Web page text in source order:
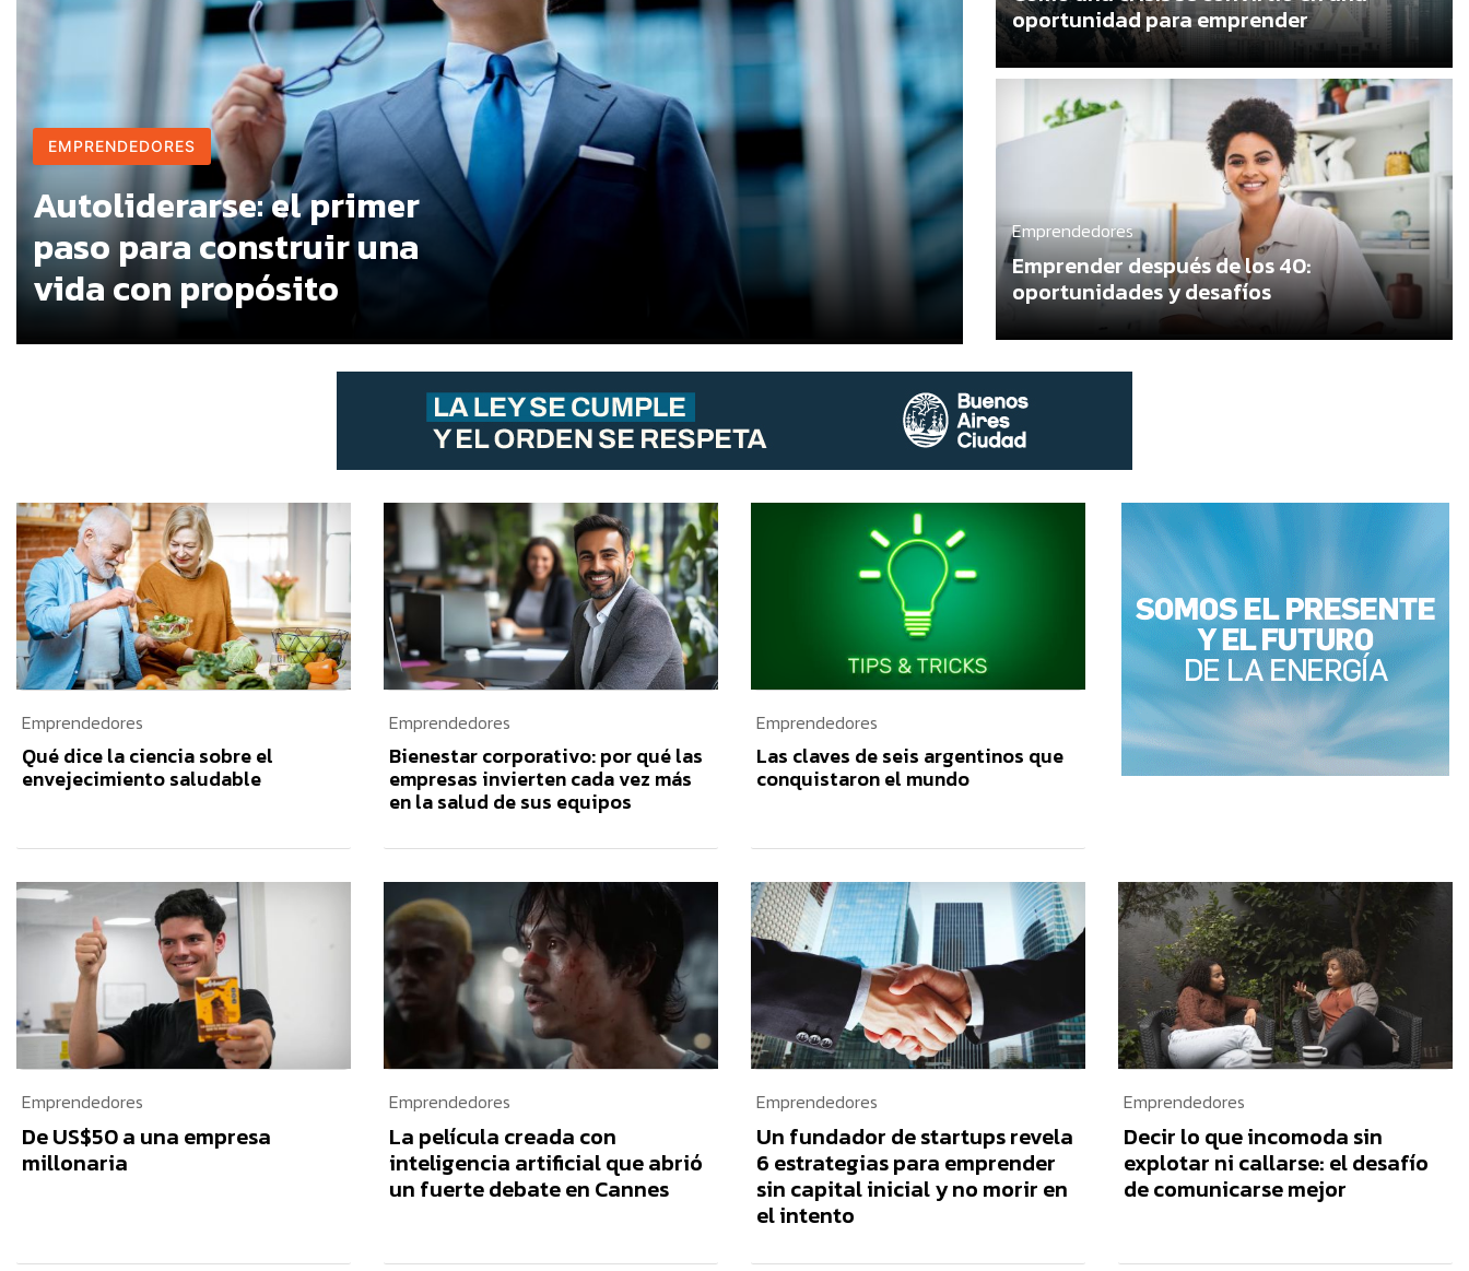
EMPRENDEDORES
Autoliderarse: el primer
paso para construir una
vida con propósito
oportunidad para emprender
Emprendedores
Emprender después de los 40:
oportunidades y desafíos
Emprendedores
Qué dice la ciencia sobre el
envejecimiento saludable
Emprendedores
Bienestar corporativo: por qué las
empresas invierten cada vez más
en la salud de sus equipos
Emprendedores
Las claves de seis argentinos que
conquistaron el mundo
Emprendedores
De US$50 a una empresa
millonaria
Emprendedores
La película creada con
inteligencia artificial que abrió
un fuerte debate en Cannes
Emprendedores
Un fundador de startups revela
6 estrategias para emprender
sin capital inicial y no morir en
el intento
Emprendedores
Decir lo que incomoda sin
explotar ni callarse: el desafío
de comunicarse mejor